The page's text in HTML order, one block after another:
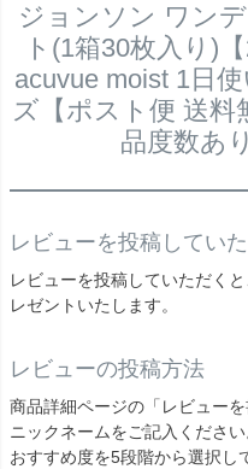
ジョンソン ワン
ト(1箱30枚入り)
acuvue moist 1日
ズ【ポスト便 送料
品度数あ
レビューを投稿してい
レビューを投稿していただく
レゼントいたします。
レビューの投稿方法
商品詳細ページの「レビュー
ニックネームをご記入ください
おすすめ度を5段階から選択し